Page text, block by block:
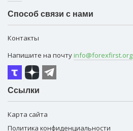
Способ связи с нами
Контакты
Напишите на почту info@forexfirst.org
Ссылки
Карта сайта
Политика конфиденциальности